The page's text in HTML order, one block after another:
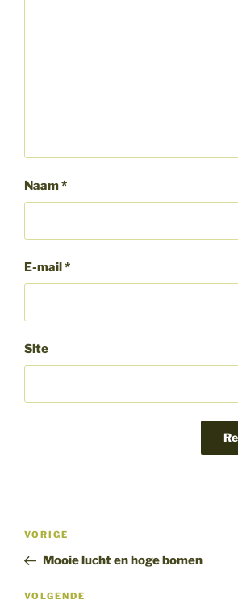
Naam*
E-mail*
Site
Bericht
Vorig
bericht
VORIGE
Mooie lucht en hoge bomen
Volgend
VOLGENDE